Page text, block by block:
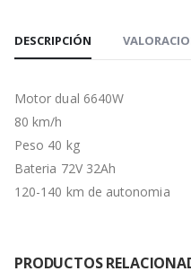
DESCRIPCIÓN
Motor dual 6640W
80 km/h
Peso 40 kg
Bateria 72V 32Ah
120-140 km de autonomia
PRODUCTOS